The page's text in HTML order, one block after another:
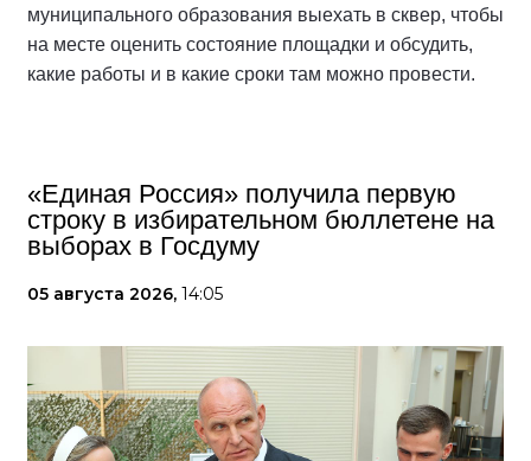
муниципального образования выехать в сквер, чтобы
на месте оценить состояние площадки и обсудить,
какие работы и в какие сроки там можно провести.
«Единая Россия» получила первую
строку в избирательном бюллетене на
выборах в Госдуму
05 августа 2026, 14:05